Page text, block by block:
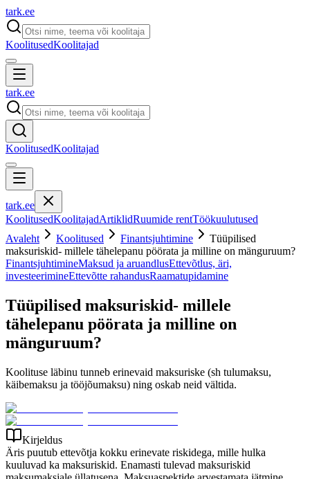
tark.ee
KoolitusedKoolitajad
tark.ee
KoolitusedKoolitajad
tark.ee
KoolitusedKoolitajadArtiklidRuumide rentTöökuulutused
Avaleht
Koolitused Finantsjuhtimine
Tüüpilised
maksuriskid- millele tähelepanu pöörata ja milline on mänguruum?
FinantsjuhtimineMaksud ja aruandlusEttevõtlus, äri,
investeerimineEttevõtte rahandusRaamatupidamine
Tüüpilised maksuriskid- millele
tähelepanu pöörata ja milline on
mänguruum?
Koolituse läbinu tunneb erinevaid maksuriske (sh tulumaksu,
käibemaksu ja tööjõumaksu) ning oskab neid vältida.
Kirjeldus
Äris puutub ettevõtja kokku erinevate riskidega, mille hulka
kuuluvad ka maksuriskid. Enamasti tulevad maksuriskid